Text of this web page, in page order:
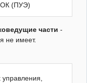
(ПУЭ)
части -
не имеет.